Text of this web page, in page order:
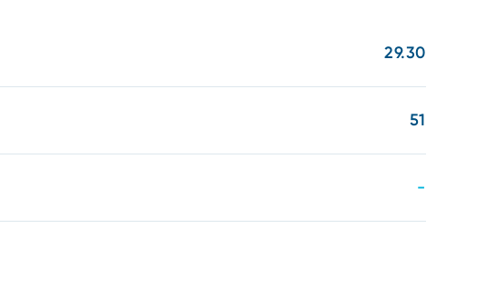
29.30
51
-